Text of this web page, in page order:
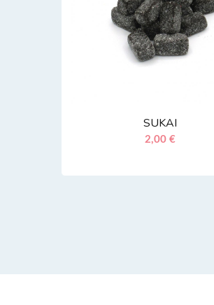
SUKAI
2,00 €